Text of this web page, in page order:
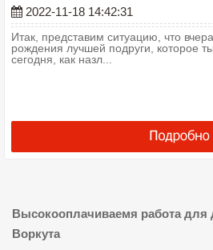
2022-11-18 14:42:31
Итак, представим ситуацию, что
рождения лучшей подруги, которое
сегодня, как назл...
Высокооплачиваемя работа для
Воркута